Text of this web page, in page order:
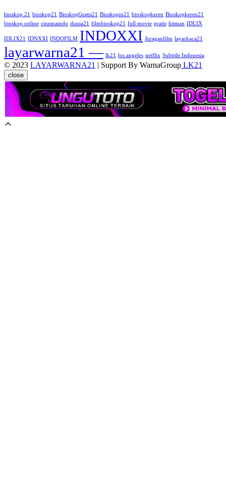
bioskop 21 bioskop21 BioskopGratis21 Bioskopin21 bioskopkeren Bioskopkeren21
bioskop online cinemaindo dunia21 filmbioskop21 full movie gratis hitman IDLIX
IDLIX21 IDNXXI INDOFILM INDOXXI Juraganfilm layarkaca21
layarwarna21 — lk21 los angeles netflix Subtitle Indonesia
© 2023 LAYARWARNA21 | Support By WarnaGroup LK21
close